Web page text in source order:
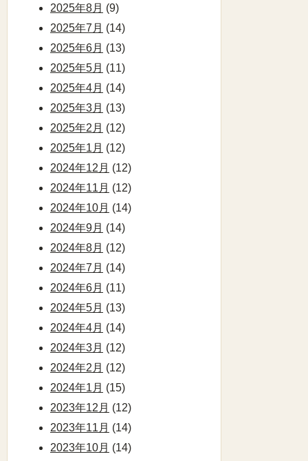
2025年8月 (9)
2025年7月 (14)
2025年6月 (13)
2025年5月 (11)
2025年4月 (14)
2025年3月 (13)
2025年2月 (12)
2025年1月 (12)
2024年12月 (12)
2024年11月 (12)
2024年10月 (14)
2024年9月 (14)
2024年8月 (12)
2024年7月 (14)
2024年6月 (11)
2024年5月 (13)
2024年4月 (14)
2024年3月 (12)
2024年2月 (12)
2024年1月 (15)
2023年12月 (12)
2023年11月 (14)
2023年10月 (14)